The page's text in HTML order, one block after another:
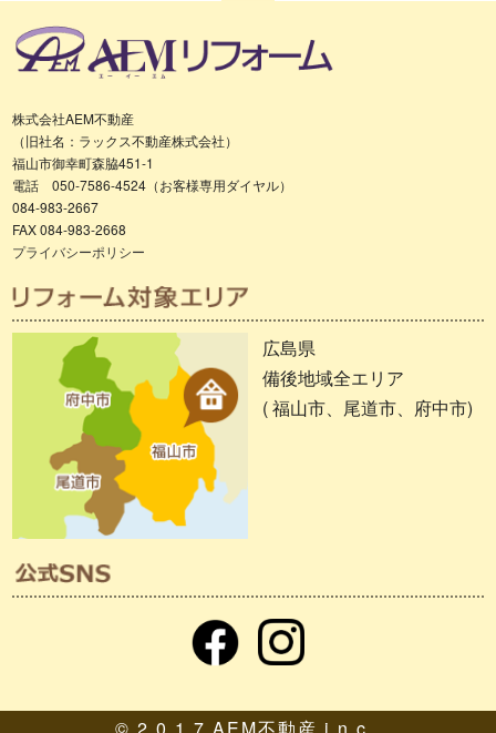
株式会社AEM不動産
（旧社名：ラックス不動産株式会社）
福山市御幸町森脇451-1
電話 050-7586-4524（お客様専用ダイヤル）
084-983-2667
FAX 084-983-2668
プライバシーポリシー
広島県
備後地域全エリア
( 福山市、尾道市、府中市)